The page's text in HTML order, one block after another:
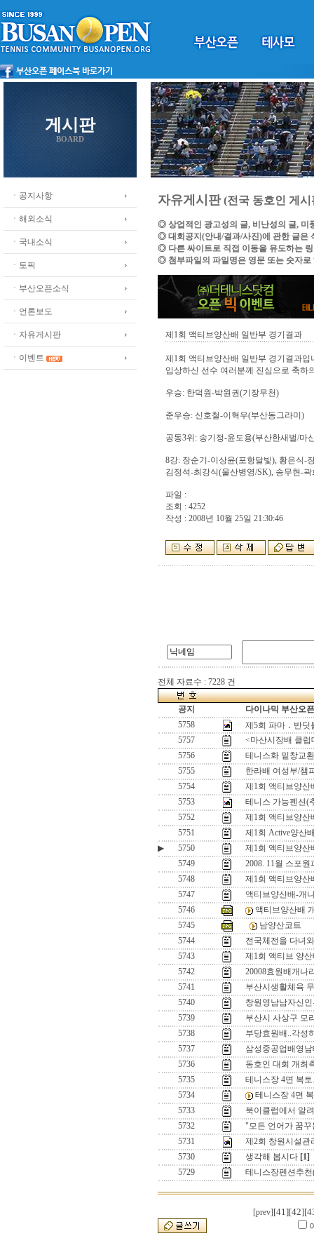
게시판
BOARD
ㆍ공지사항
ㆍ해외소식
ㆍ국내소식
ㆍ토픽
ㆍ부산오픈소식
ㆍ언론보도
ㆍ자유게시판
ㆍ이벤트
자유게시판(전국 동호인 게시
◎ 상업적인 광고성의 글, 비난성의 글, 미
◎ 대회공지(안내/결과/사진)에 관한 글은
◎ 다른 싸이트로 직접 이동을 유도하는
◎ 첨부파일의 파일명은 영문 또는 숫자로
제1회 액티브양산배 일반부 경기결과
제1회 액티브양산배 일반부 경기결과입
입상하신 선수 여러분께 진심으로 축하
우승: 한덕원-박원권(기장무천)
준우승: 신호철-이혁우(부산동그라미)
공동3위: 송기정-윤도용(부산한새벌/마
8강: 장순기-이상윤(포항달빛), 황은식-
김정석-최강식(울산병영/SK), 송무현-
파일 :
조회 : 4252
작성 : 2008년 10월 25일 21:30:46
전체 자료수 : 7228 건
공지
다이나믹 부산오
5758
제5회 파마 ․ 반
5757
<마산시장배 클럽
5756
테니스화 밑창교
5755
한라배 여성부/챔
5754
제1회 액티브양산
5753
테니스 가능펜션(
5752
제1회 액티브양산
5751
제1회 Active양산
▶
5750
제1회 액티브양산
5749
2008. 11월 스포
5748
제1회 액티브양산
5747
액티브양산배-개
5746
액티브양산배
5745
남양산코트
5744
전국체전을 다녀
5743
제1회 액티브 양
5742
20008효원배개나
5741
부산시생활체육
5740
창원영남남자신
5739
부산시 사상구 모
5738
부당효원배..각성
5737
삼성중공업배영
5736
동호인 대회 개최
5735
테니스장 4면 복토
5734
테니스장 4면
5733
북이클럽에서 알
5732
"모든 언어가 꿈
5731
제2회 창원시설관
5730
생각해 봅시다 [1]
5729
테니스장펜션추
[prev] [41][42]